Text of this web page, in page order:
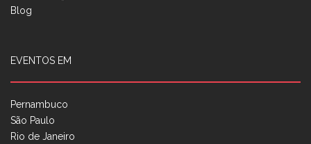
Blog
EVENTOS EM
Pernambuco
São Paulo
Rio de Janeiro